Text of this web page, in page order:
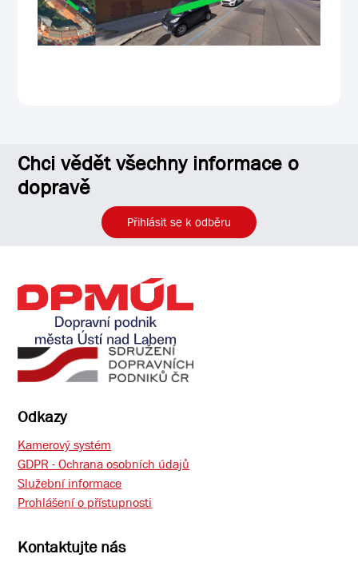
Chci vědět všechny informace o
dopravě
Přihlásit se k odběru
Odkazy
Kamerový systém
GDPR - Ochrana osobních údajů
Služební informace
Prohlášení o přístupnosti
Kontaktujte nás